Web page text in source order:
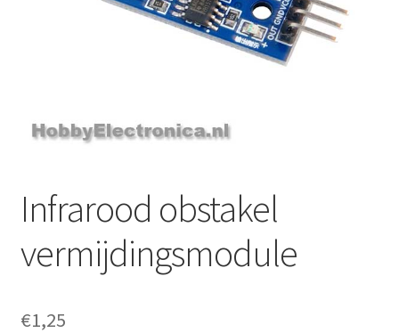
Infrarood obstakel
vermijdingsmodule
€1,25